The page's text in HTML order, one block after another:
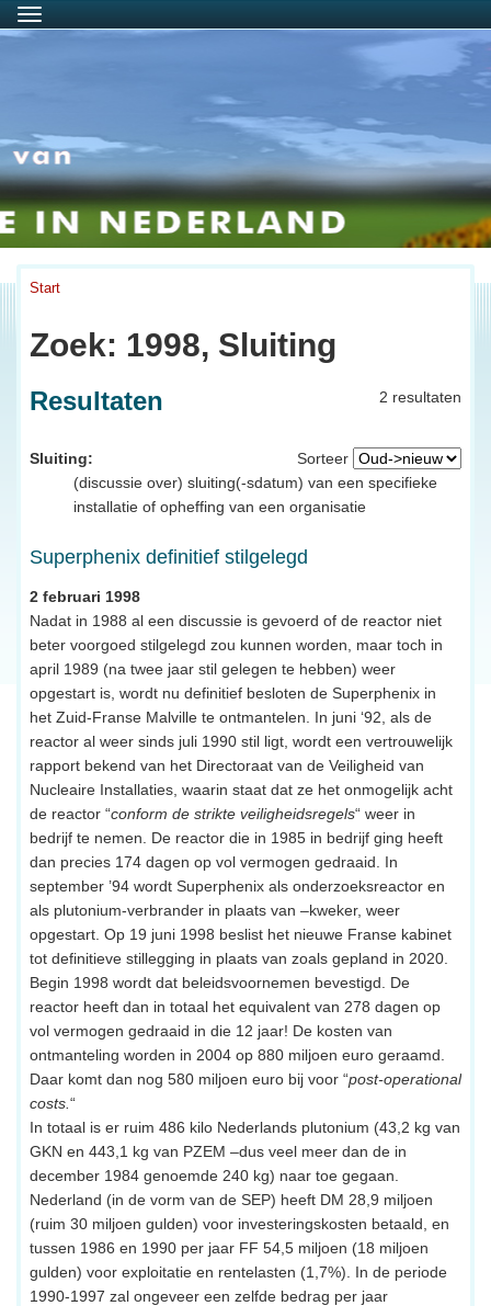
Menu
Start
Zoek: 1998, Sluiting
2 resultaten
Resultaten
Sorteer
Sluiting:
(discussie over) sluiting(-sdatum) van een specifieke
installatie of opheffing van een organisatie
Superphenix definitief stilgelegd
2 februari 1998
Nadat in 1988 al een discussie is gevoerd of de reactor niet
beter voorgoed stilgelegd zou kunnen worden, maar toch in
april 1989 (na twee jaar stil gelegen te hebben) weer
opgestart is, wordt nu definitief besloten de Superphenix in
het Zuid-Franse Malville te ontmantelen. In juni ‘92, als de
reactor al weer sinds juli 1990 stil ligt, wordt een vertrouwelijk
rapport bekend van het Directoraat van de Veiligheid van
Nucleaire Installaties, waarin staat dat ze het onmogelijk acht
de reactor “conform de strikte veiligheidsregels“ weer in
bedrijf te nemen. De reactor die in 1985 in bedrijf ging heeft
dan precies 174 dagen op vol vermogen gedraaid. In
september ’94 wordt Superphenix als onderzoeksreactor en
als plutonium-verbrander in plaats van –kweker, weer
opgestart. Op 19 juni 1998 beslist het nieuwe Franse kabinet
tot definitieve stillegging in plaats van zoals gepland in 2020.
Begin 1998 wordt dat beleidsvoornemen bevestigd. De
reactor heeft dan in totaal het equivalent van 278 dagen op
vol vermogen gedraaid in die 12 jaar! De kosten van
ontmanteling worden in 2004 op 880 miljoen euro geraamd.
Daar komt dan nog 580 miljoen euro bij voor “post-operational
costs. “
In totaal is er ruim 486 kilo Nederlands plutonium (43,2 kg van
GKN en 443,1 kg van PZEM –dus veel meer dan de in
december 1984 genoemde 240 kg) naar toe gegaan.
Nederland (in de vorm van de SEP) heeft DM 28,9 miljoen
(ruim 30 miljoen gulden) voor investeringskosten betaald, en
tussen 1986 en 1990 per jaar FF 54,5 miljoen (18 miljoen
gulden) voor exploitatie en rentelasten (1,7%). In de periode
1990-1997 zal ongeveer een zelfde bedrag per jaar